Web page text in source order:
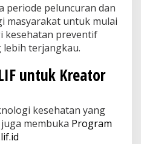
periode peluncuran dan
masyarakat untuk mulai
kesehatan preventif
lebih terjangkau.
untuk Kreator
kesehatan yang
membuka Program